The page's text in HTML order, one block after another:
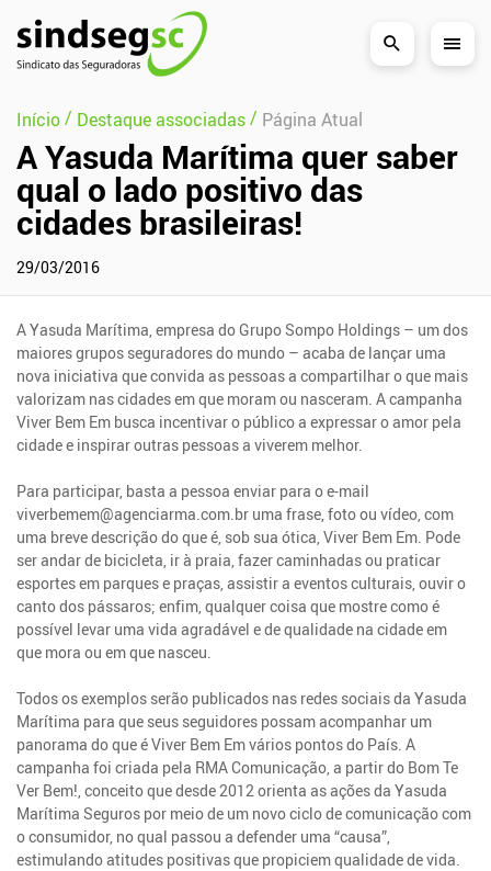
Pular Navegação (s)
Início/ Destaque associadas/ Página Atual
A Yasuda Marítima quer saber
qual o lado positivo das
cidades brasileiras!
29/03/2016
A Yasuda Marítima, empresa do Grupo Sompo Holdings – um dos
maiores grupos seguradores do mundo – acaba de lançar uma
nova iniciativa que convida as pessoas a compartilhar o que mais
valorizam nas cidades em que moram ou nasceram. A campanha
Viver Bem Em busca incentivar o público a expressar o amor pela
cidade e inspirar outras pessoas a viverem melhor.
Para participar, basta a pessoa enviar para o e-mail
viverbemem@agenciarma.com.br uma frase, foto ou vídeo, com
uma breve descrição do que é, sob sua ótica, Viver Bem Em. Pode
ser andar de bicicleta, ir à praia, fazer caminhadas ou praticar
esportes em parques e praças, assistir a eventos culturais, ouvir o
canto dos pássaros; enfim, qualquer coisa que mostre como é
possível levar uma vida agradável e de qualidade na cidade em
que mora ou em que nasceu.
Todos os exemplos serão publicados nas redes sociais da Yasuda
Marítima para que seus seguidores possam acompanhar um
panorama do que é Viver Bem Em vários pontos do País. A
campanha foi criada pela RMA Comunicação, a partir do Bom Te
Ver Bem!, conceito que desde 2012 orienta as ações da Yasuda
Marítima Seguros por meio de um novo ciclo de comunicação com
o consumidor, no qual passou a defender uma “causa”,
estimulando atitudes positivas que propiciem qualidade de vida.